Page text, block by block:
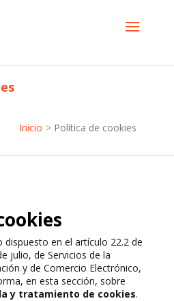
Inicio > Política de cookies
dispuesto en el artículo 22.2 de
julio, de Servicios de la
y de Comercio Electrónico,
en esta sección, sobre
y tratamiento de cookies.